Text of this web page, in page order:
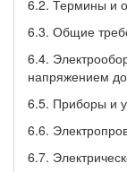
6.2. Термины и
6.3. Общие
6.4.
напряжением
6.5. Приборы и
6.6.
6.7.